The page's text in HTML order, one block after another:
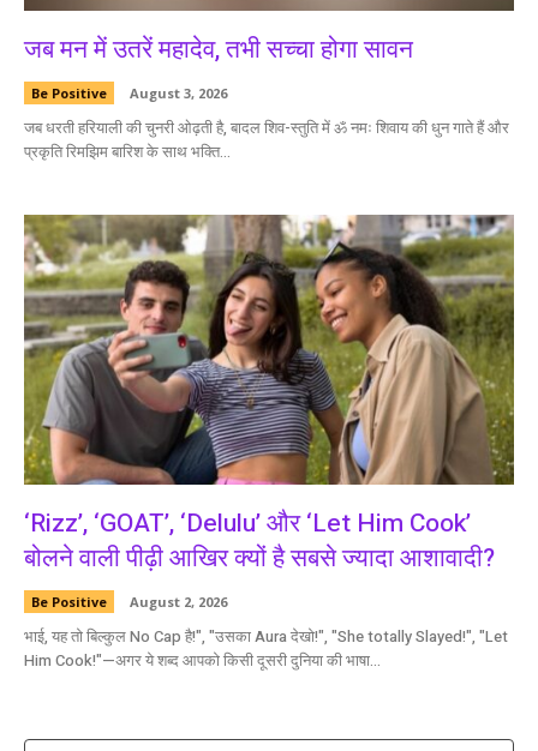
जब मन में उतरें महादेव, तभी सच्चा होगा सावन
Be Positive August 3, 2026
जब धरती हरियाली की चुनरी ओढ़ती है, बादल शिव-स्तुति में ॐ नमः शिवाय की धुन गाते हैं और
प्रकृति रिमझिम बारिश के साथ भक्ति...
‘Rizz’, ‘GOAT’, ‘Delulu’ और ‘Let Him Cook’
बोलने वाली पीढ़ी आखिर क्यों है सबसे ज्यादा आशावादी?
Be Positive August 2, 2026
भाई, यह तो बिल्कुल No Cap है!", "उसका Aura देखो!", "She totally Slayed!", "Let
Him Cook!"—अगर ये शब्द आपको किसी दूसरी दुनिया की भाषा...